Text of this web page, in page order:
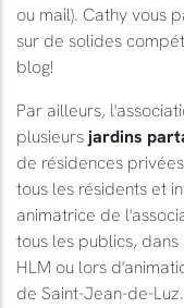
ou mail). Cathy vous
sur de solides
blog!
Par ailleurs,
plusieurs jardins
de résidences
tous les résidents et
animatrice de
tous les publics,
HLM ou lors
de Saint-Jean-de-Luz.